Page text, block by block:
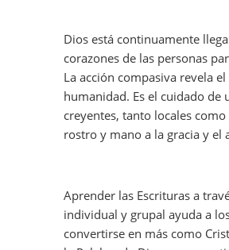
Dios está continuamente
corazones de las personas
La acción compasiva revela
humanidad. Es el cuidado
creyentes, tanto locales
rostro y mano a la gracia y el
Aprender las Escrituras a
individual y grupal ayuda a
convertirse en más como